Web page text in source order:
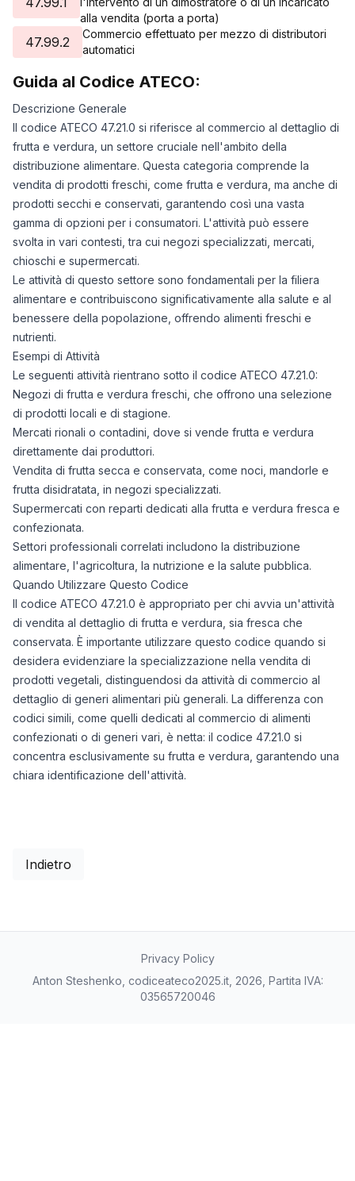
alla vendita (porta a porta)
47.99.2
Commercio effettuato per mezzo di distributori
automatici
Guida al Codice ATECO:
Descrizione Generale
Il codice ATECO 47.21.0 si riferisce al commercio al dettaglio di
frutta e verdura, un settore cruciale nell'ambito della
distribuzione alimentare. Questa categoria comprende la
vendita di prodotti freschi, come frutta e verdura, ma anche di
prodotti secchi e conservati, garantendo così una vasta
gamma di opzioni per i consumatori. L'attività può essere
svolta in vari contesti, tra cui negozi specializzati, mercati,
chioschi e supermercati.
Le attività di questo settore sono fondamentali per la filiera
alimentare e contribuiscono significativamente alla salute e al
benessere della popolazione, offrendo alimenti freschi e
nutrienti.
Esempi di Attività
Le seguenti attività rientrano sotto il codice ATECO 47.21.0:
Negozi di frutta e verdura freschi, che offrono una selezione
di prodotti locali e di stagione.
Mercati rionali o contadini, dove si vende frutta e verdura
direttamente dai produttori.
Vendita di frutta secca e conservata, come noci, mandorle e
frutta disidratata, in negozi specializzati.
Supermercati con reparti dedicati alla frutta e verdura fresca e
confezionata.
Settori professionali correlati includono la distribuzione
alimentare, l'agricoltura, la nutrizione e la salute pubblica.
Quando Utilizzare Questo Codice
Il codice ATECO 47.21.0 è appropriato per chi avvia un'attività
di vendita al dettaglio di frutta e verdura, sia fresca che
conservata. È importante utilizzare questo codice quando si
desidera evidenziare la specializzazione nella vendita di
prodotti vegetali, distinguendosi da attività di commercio al
dettaglio di generi alimentari più generali. La differenza con
codici simili, come quelli dedicati al commercio di alimenti
confezionati o di generi vari, è netta: il codice 47.21.0 si
concentra esclusivamente su frutta e verdura, garantendo una
chiara identificazione dell'attività.
Indietro
Privacy Policy
Anton Steshenko, codiceateco2025.it, 2026, Partita IVA:
03565720046